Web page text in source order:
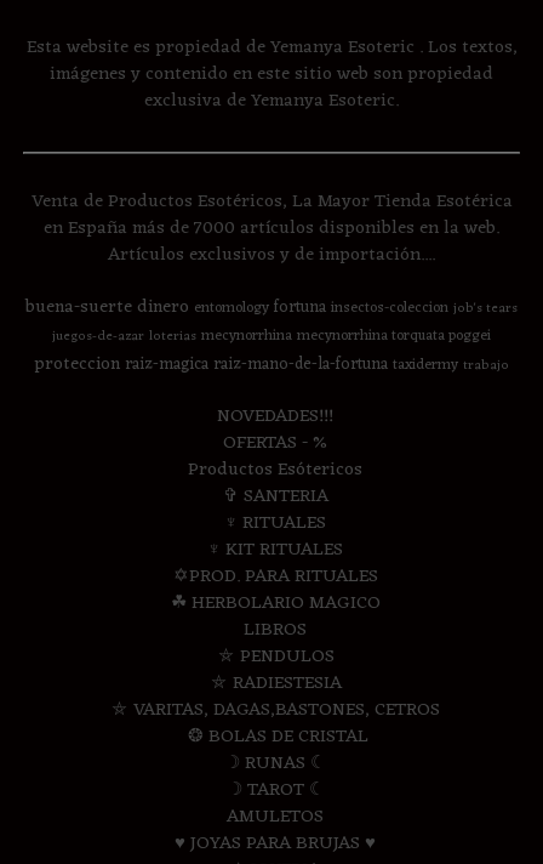
Esta website es propiedad de Yemanya Esoteric . Los textos,
imágenes y contenido en este sitio web son propiedad
exclusiva de Yemanya Esoteric.
Venta de Productos Esotéricos, La Mayor Tienda Esotérica
en España más de 7000 artículos disponibles en la web.
Artículos exclusivos y de importación....
buena-suertedinero entomologyfortunainsectos-coleccion job's tears
juegos-de-azar loterias mecynorrhinamecynorrhina torquata poggei
proteccion raiz-magica raiz-mano-de-la-fortunataxidermy trabajo
NOVEDADES!!!
OFERTAS - %
Productos Esótericos
✞ SANTERIA
♆ RITUALES
♆ KIT RITUALES
✡PROD. PARA RITUALES
☘ HERBOLARIO MAGICO
LIBROS
⛤ PENDULOS
⛤ RADIESTESIA
⛤ VARITAS, DAGAS,BASTONES, CETROS
❂ BOLAS DE CRISTAL
☽ RUNAS ☾
☽ TAROT ☾
AMULETOS
♥ JOYAS PARA BRUJAS ♥